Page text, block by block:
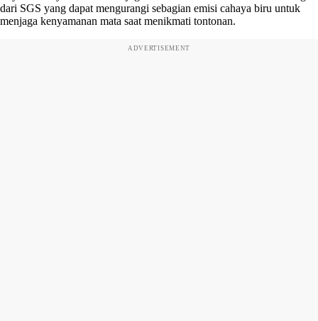
dari SGS yang dapat mengurangi sebagian emisi cahaya biru untuk
menjaga kenyamanan mata saat menikmati tontonan.
ADVERTISEMENT